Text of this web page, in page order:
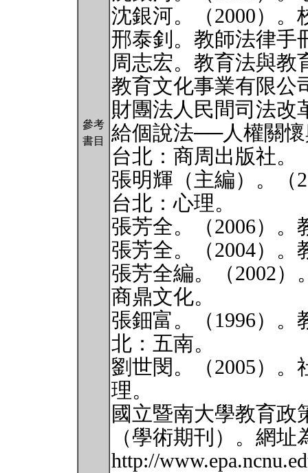
參考
書目
沈銀河。（2000）
邢泰釗。教師法律手
周志宏。教育法與教
教育文化事業有限公
財團法人民間司法改
給個說法──人權關
台北：商周出版社。
張明輝（主編）。（
台北：心理。
張芳全。（2006）
張芳全。（2004）
張芳全編。（2002
商鼎文化。
張鈿富。（1996）
北：五南。
劉世閔。（2005）
理。
國立暨南大學教育政
（學術期刊）。網址
http://